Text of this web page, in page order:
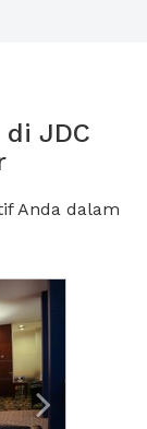
JDC
Anda dalam
Next2